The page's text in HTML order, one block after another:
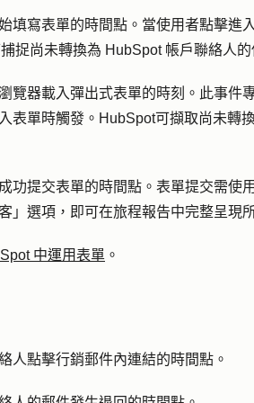
填寫表單的時間點。當使用者點擊進
捉尚未轉換為 HubSpot 帳戶聯絡人
覽器載入彈出式表單的時刻。此事件
表單時觸發。HubSpot可擷取尚未轉
功提交表單的時間點。表單提交需使
」選項，即可在旅程報告中完整呈現
中運用表單 。
人點擊行銷郵件內連結的時間點。